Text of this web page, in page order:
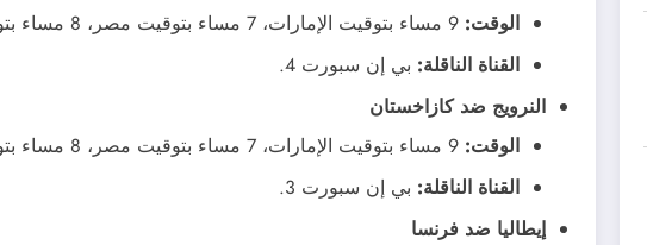
الوقت: 9 مساء بتوقيت الإمارات، 7 مساء بتوقيت مصر، 8 مساء بتوقيت السعودية.
القناة الناقلة: بي إن سبورت 4.
النرويج ضد كازاخستان
الوقت: 9 مساء بتوقيت الإمارات، 7 مساء بتوقيت مصر، 8 مساء بتوقيت السعودية.
القناة الناقلة: بي إن سبورت 3.
إيطاليا ضد فرنسا